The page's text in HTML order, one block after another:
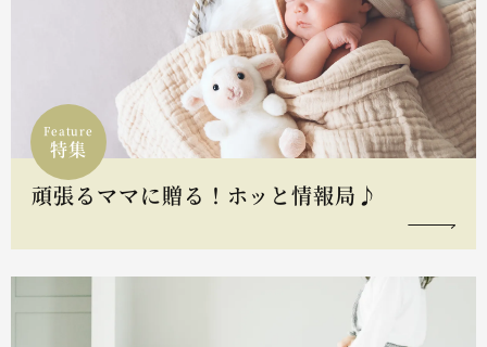
Feature
特集
頑張るママに贈る！ホッと情報局♪